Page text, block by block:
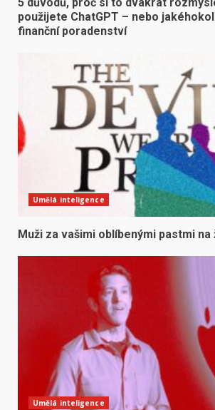
použijete ChatGPT – nebo
finanční poradenství
Umělá inteligence
Muži za vašimi oblíbenými pastmi na
Umělá inteligence